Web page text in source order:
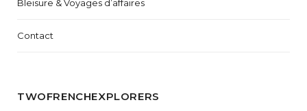
Bleisure & Voyages d’affaires
Contact
TWOFRENCHEXPLORERS